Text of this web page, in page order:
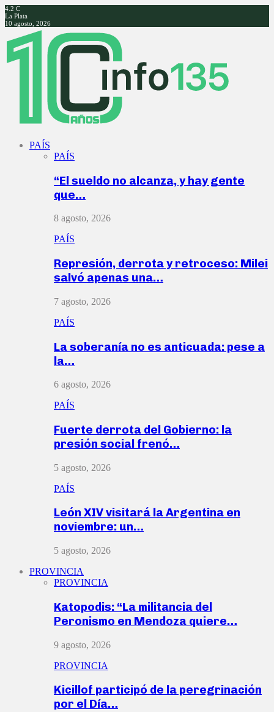
4.2 C
La Plata
10 agosto, 2026
Facebook
Twitter
Instagram
Youtube
PAÍS
PAÍS
“El sueldo no alcanza, y hay gente
que…
8 agosto, 2026
PAÍS
Represión, derrota y retroceso: Milei
salvó apenas una…
7 agosto, 2026
PAÍS
La soberanía no es anticuada: pese a
la…
6 agosto, 2026
PAÍS
Fuerte derrota del Gobierno: la
presión social frenó…
5 agosto, 2026
PAÍS
León XIV visitará la Argentina en
noviembre: un…
5 agosto, 2026
PROVINCIA
PROVINCIA
Katopodis: “La militancia del
Peronismo en Mendoza quiere…
9 agosto, 2026
PROVINCIA
Kicillof participó de la peregrinación
por el Día…